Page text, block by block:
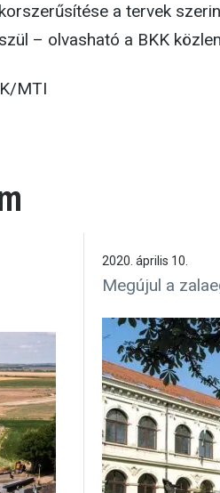
a tervek
– olvasható a BKK
MTI
2020. április 10.
Megújul a